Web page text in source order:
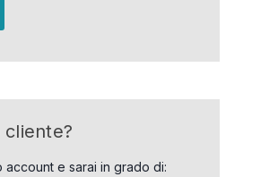
cliente?
account e sarai in grado di: